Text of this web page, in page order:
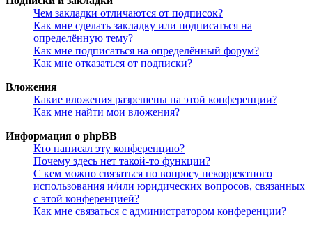
Чем закладки отличаются от подписок?
Как мне сделать закладку или подписаться на
определённую тему?
Как мне подписаться на определённый форум?
Как мне отказаться от подписки?
Вложения
Какие вложения разрешены на этой конференции?
Как мне найти мои вложения?
Информация о phpBB
Кто написал эту конференцию?
Почему здесь нет такой-то функции?
С кем можно связаться по вопросу некорректного
использования и/или юридических вопросов, связанных
с этой конференцией?
Как мне связаться с администратором конференции?